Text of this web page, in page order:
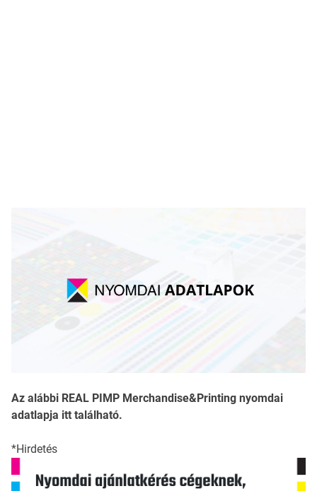
Az alábbi REAL PIMP Merchandise&Printing nyomdai
adatlapja itt található.
*Hirdetés